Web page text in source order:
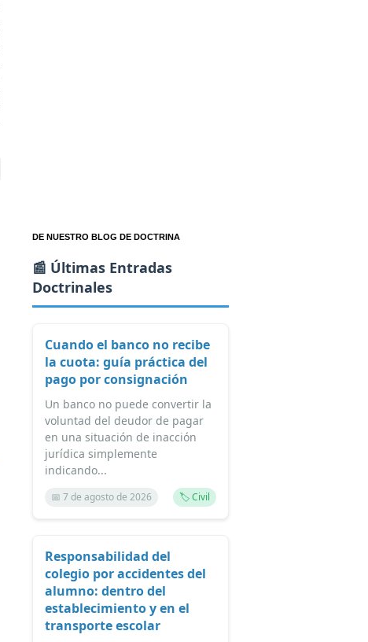
DE NUESTRO BLOG DE DOCTRINA
📰 Últimas Entradas
Doctrinales
Cuando el banco no recibe
la cuota: guía práctica del
pago por consignación
Un banco no puede convertir la
voluntad del deudor de pagar
en una situación de inacción
jurídica simplemente
indicando...
📅 7 de agosto de 2026 🏷️ Civil
Responsabilidad del
colegio por accidentes del
alumno: dentro del
establecimiento y en el
transporte escolar